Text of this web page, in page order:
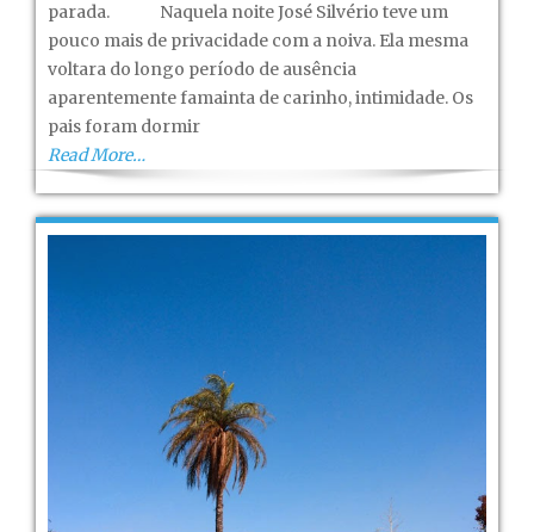
parada. Naquela noite José Silvério teve um
pouco mais de privacidade com a noiva. Ela mesma
voltara do longo período de ausência
aparentemente famainta de carinho, intimidade. Os
pais foram dormir
Read More…